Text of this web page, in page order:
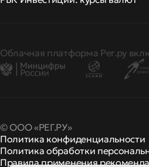
Облачная платформа Рег.ру
© ООО «РЕГ.РУ»
Политика конфиденциальности
Политика обработки
Правила применения